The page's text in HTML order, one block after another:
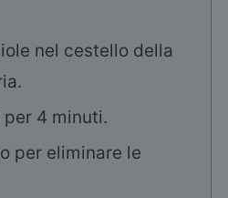
nel cestello della
per 4 minuti.
per eliminare le